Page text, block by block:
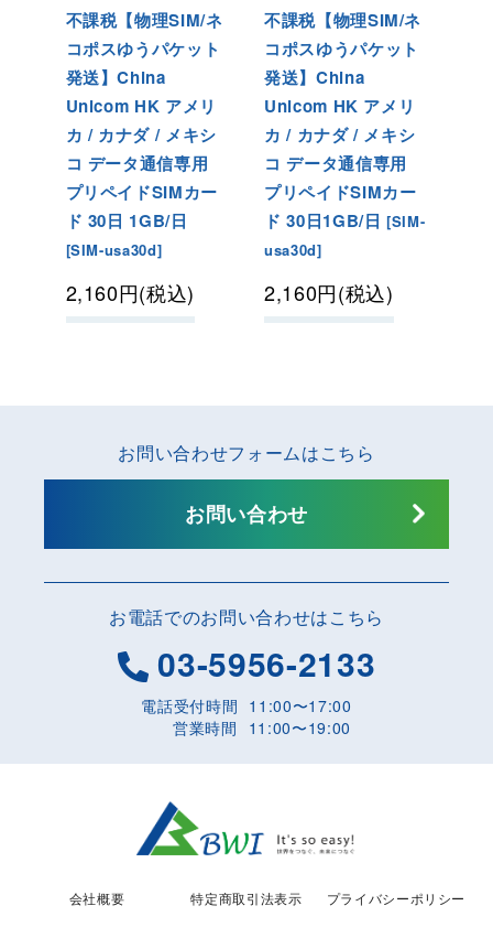
不課税【物理SIM/ネ
コポスゆうパケット
発送】China
Unicom HK アメリ
カ / カナダ / メキシ
コ データ通信専用
プリペイドSIMカー
ド 30日 1GB/日
[SIM-usa30d]
2,160円(税込)
不課税【物理SIM/ネ
コポスゆうパケット
発送】China
Unicom HK アメリ
カ / カナダ / メキシ
コ データ通信専用
プリペイドSIMカー
ド 30日1GB/日 [SIM-
usa30d]
2,160円(税込)
お電話でのお問い合わせはこちら
03-5956-2133
電話受付時間 11:00〜17:00
営業時間
11:00〜19:00
お問い合わせフォームはこちら
お問い合わせ
会社概要 特定商取引法表示 プライバシーポリシー